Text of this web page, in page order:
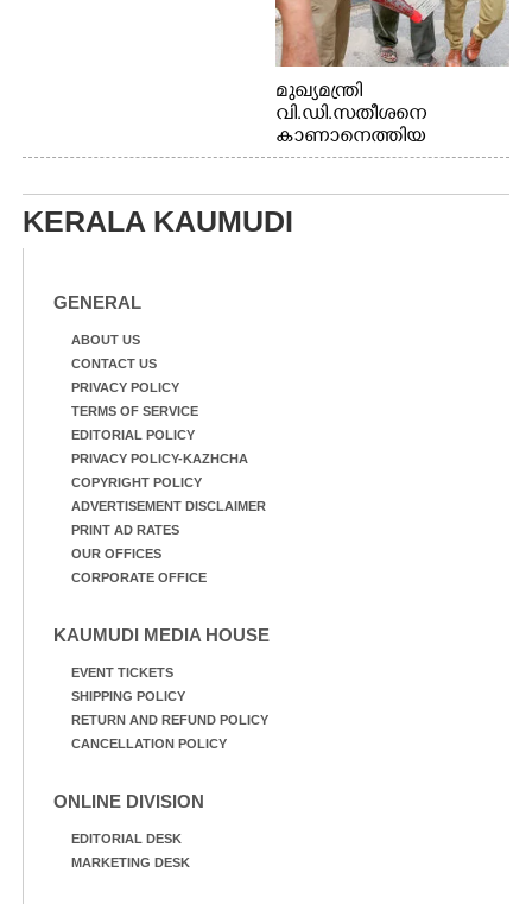
മുഖ്യമന്ത്രി
വി.ഡി.സതീശനെ
കാണാനെത്തിയ
മോഹനൻ നായർ
KERALA KAUMUDI
GENERAL
ABOUT US
CONTACT US
PRIVACY POLICY
TERMS OF SERVICE
EDITORIAL POLICY
PRIVACY POLICY-KAZHCHA
COPYRIGHT POLICY
ADVERTISEMENT DISCLAIMER
PRINT AD RATES
OUR OFFICES
CORPORATE OFFICE
KAUMUDI MEDIA HOUSE
EVENT TICKETS
SHIPPING POLICY
RETURN AND REFUND POLICY
CANCELLATION POLICY
ONLINE DIVISION
EDITORIAL DESK
MARKETING DESK